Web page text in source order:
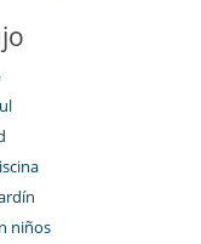
niños